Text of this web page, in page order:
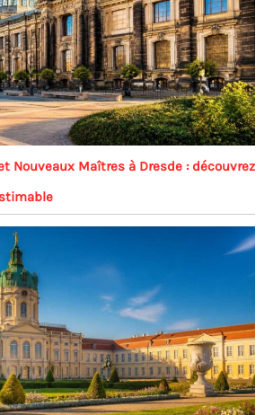
Nouveaux Maîtres à Dresde : découvrez